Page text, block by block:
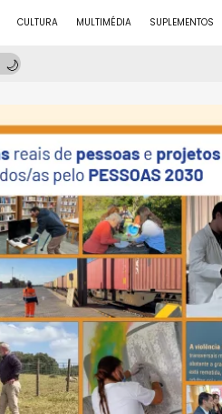
CULTURA MULTIMÉDIA SUPLEMENTOS